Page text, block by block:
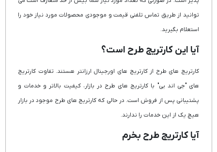
توانید از طریق تماس تلفنی قیمت و موجودی محصولات مورد نیاز خود را
استعلام بگیرید.
آیا این کارتریج طرح است؟
کارتریج های طرح از کارتریج های اورجینال ارزانتر هستند. تفاوت کارتریج
های "جی اند بی" با کارتریج های طرح در بازار، کیفیت بالاتر و خدمات و
پشتیبانی پس از فروش است. در حالی که کارتریج های طرح موجود در بازار
هیچ یک از این خدمات را ندارند.
آیا کارتریج طرح بخرم